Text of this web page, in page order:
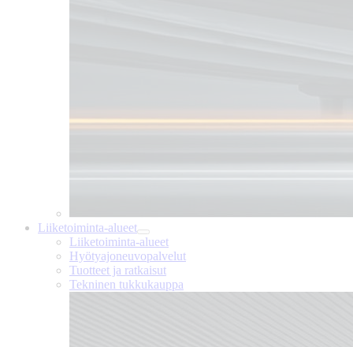
Liiketoiminta-alueet
Liiketoiminta-alueet
Hyötyajoneuvopalvelut
Tuotteet ja ratkaisut
Tekninen tukkukauppa